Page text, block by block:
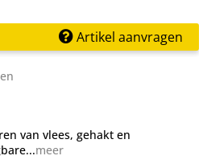
Artikel aanvragen
van vlees, gehakt en
meer